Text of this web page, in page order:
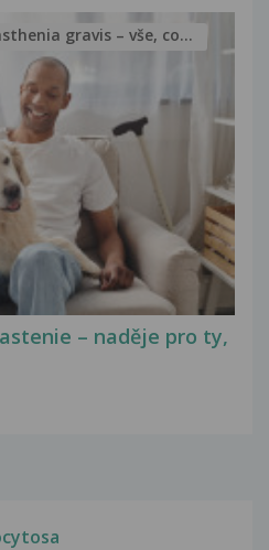
– naděje pro ty,
gravis – vše, co...